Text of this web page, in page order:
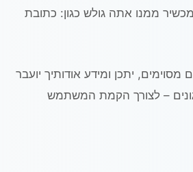
ממנו אתה גולש כגון: כתובת
מסוימים, יתכן ומידע אודותיך יועבר
– לצורך הקמת המשתמש